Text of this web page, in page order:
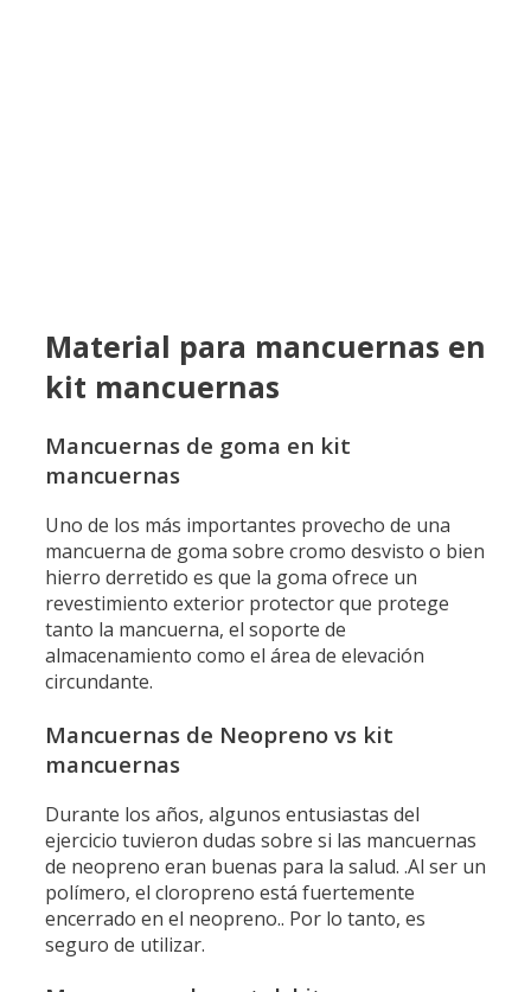
Material para mancuernas en
kit mancuernas
Mancuernas de goma en kit
mancuernas
Uno de los más importantes provecho de una
mancuerna de goma sobre cromo desvisto o bien
hierro derretido es que la goma ofrece un
revestimiento exterior protector que protege
tanto la mancuerna, el soporte de
almacenamiento como el área de elevación
circundante.
Mancuernas de Neopreno vs kit
mancuernas
Durante los años, algunos entusiastas del
ejercicio tuvieron dudas sobre si las mancuernas
de neopreno eran buenas para la salud. .Al ser un
polímero, el cloropreno está fuertemente
encerrado en el neopreno.. Por lo tanto, es
seguro de utilizar.